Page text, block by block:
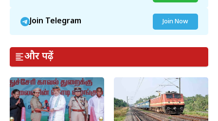
Join Telegram Join Now
और पढ़ें